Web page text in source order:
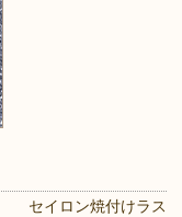
セイロン焼付けラス